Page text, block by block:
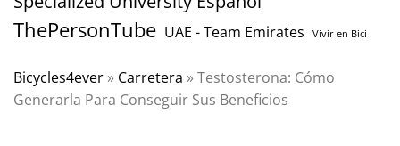
ThePersonTube UAE - Team Emirates Vivir en Bici
Bicycles4ever » Carretera »Testosterona: Cómo
Generarla Para Conseguir Sus Beneficios